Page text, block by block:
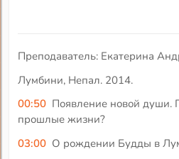
Преподаватель: Екатерина
Лумбини, Непал. 2014.
00:50 Появление новой души.
прошлые жизни?
03:00 О рождении Будды в